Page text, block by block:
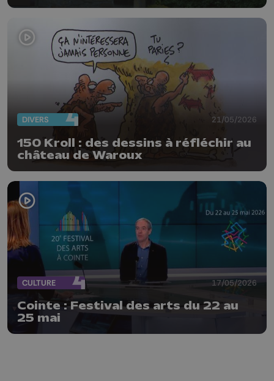
DIVERS 21/05/2026
150 Kroll : des dessins à réfléchir au
château de Waroux
CULTURE 17/05/2026
Cointe : Festival des arts du 22 au
25 mai